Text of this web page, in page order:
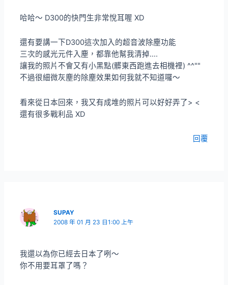
哈哈～ D300的快門生非常悅耳喔 XD
還有要講一下D300這次加入的超音波除塵功能
三次的感光元件入塵，都靠他幫我清掉….
讓我的照片不會又有小黑點(髒東西跑進去相機裡) ^^""
不過很細微灰塵的除塵效果如何我就不知道囉～
看來從日本回來，我又有成堆的照片可以好好弄了> <
還有很多戰利品 XD
回覆
SUPAY
2008 年 01 月 23 日1:00 上午
我還以為你已經去日本了咧～
你不用要耳罩了嗎？